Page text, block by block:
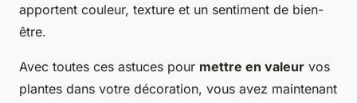
apportent couleur, texture et un sentiment de bien-
être.
Avec toutes ces astuces pour mettre en valeur vos
plantes dans votre décoration, vous avez maintenant